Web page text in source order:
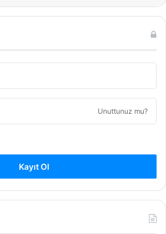
Unuttunuz mu?
Kayıt Ol